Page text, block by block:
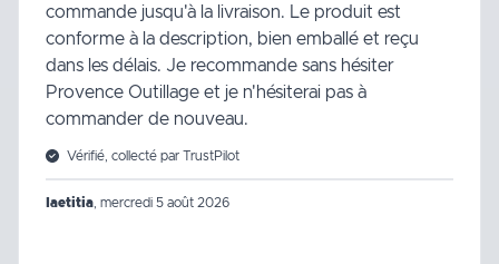
commande jusqu'à la livraison. Le produit est
conforme à la description, bien emballé et reçu
dans les délais. Je recommande sans hésiter
Provence Outillage et je n'hésiterai pas à
commander de nouveau.
Vérifié, collecté par TrustPilot
laetitia mercredi 5 août 2026